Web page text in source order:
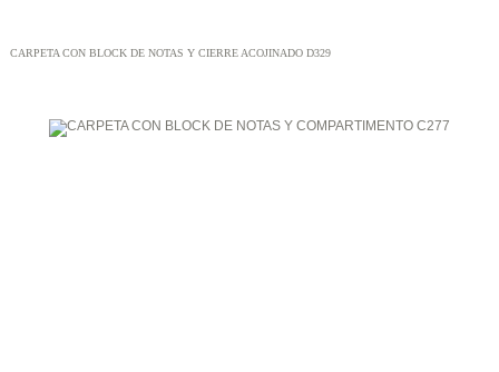
CARPETA CON BLOCK DE NOTAS Y CIERRE ACOJINADO D329